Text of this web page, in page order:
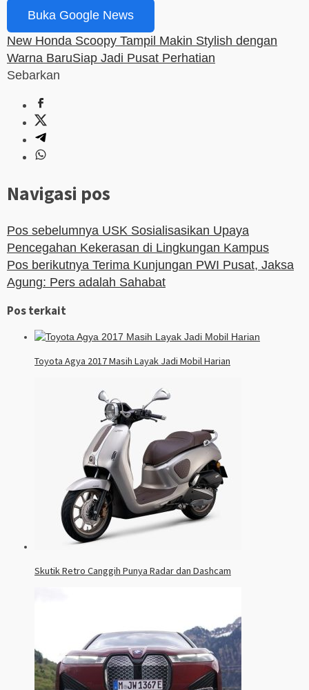
Buka Google News
New Honda Scoopy Tampil Makin Stylish dengan
Warna BaruSiap Jadi Pusat Perhatian
Sebarkan
Navigasi pos
Pos sebelumnya USK Sosialisasikan Upaya
Pencegahan Kekerasan di Lingkungan Kampus
Pos berikutnya Terima Kunjungan PWI Pusat, Jaksa
Agung: Pers adalah Sahabat
Pos terkait
Toyota Agya 2017 Masih Layak Jadi Mobil Harian
Skutik Retro Canggih Punya Radar dan Dashcam